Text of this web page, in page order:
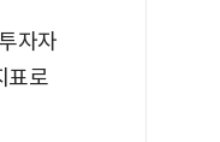
자자
표로